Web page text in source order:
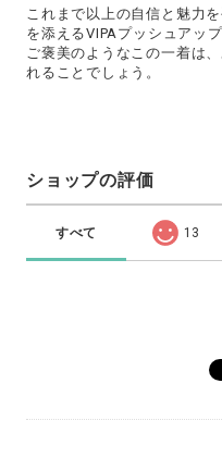
これまで以上の自信と魅力
を添えるVIPAプッシュアッ
ご褒美のようなこの一着は
れることでしょう。
ショップの評価
すべて 13